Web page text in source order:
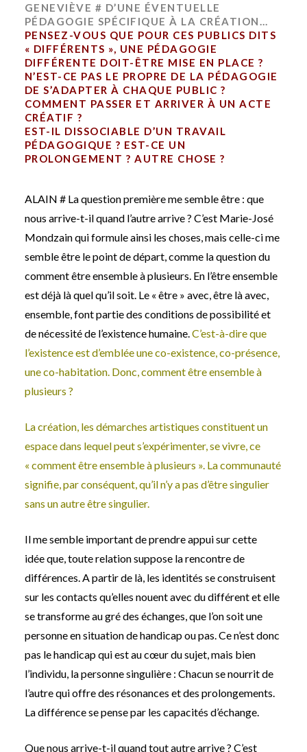
GENEVIÈVE # D’UNE ÉVENTUELLE
PÉDAGOGIE SPÉCIFIQUE À LA CRÉATION…
PENSEZ-VOUS QUE POUR CES PUBLICS DITS
« DIFFÉRENTS », UNE PÉDAGOGIE
DIFFÉRENTE DOIT-ÊTRE MISE EN PLACE ?
N’EST-CE PAS LE PROPRE DE LA PÉDAGOGIE
DE S’ADAPTER À CHAQUE PUBLIC ?
COMMENT PASSER ET ARRIVER À UN ACTE
CRÉATIF ?
EST-IL DISSOCIABLE D’UN TRAVAIL
PÉDAGOGIQUE ? EST-CE UN
PROLONGEMENT ? AUTRE CHOSE ?
ALAIN # La question première me semble être : que
nous arrive-t-il quand l’autre arrive ? C’est Marie-José
Mondzain qui formule ainsi les choses, mais celle-ci me
semble être le point de départ, comme la question du
comment être ensemble à plusieurs. En l’être ensemble
est déjà là quel qu’il soit. Le « être » avec, être là avec,
ensemble, font partie des conditions de possibilité et
de nécessité de l’existence humaine. C’est-à-dire que
l’existence est d’emblée une co-existence, co-présence,
une co-habitation. Donc, comment être ensemble à
plusieurs ?
La création, les démarches artistiques constituent un
espace dans lequel peut s’expérimenter, se vivre, ce
« comment être ensemble à plusieurs ». La communauté
signifie, par conséquent, qu’il n’y a pas d’être singulier
sans un autre être singulier.
Il me semble important de prendre appui sur cette
idée que, toute relation suppose la rencontre de
différences. A partir de là, les identités se construisent
sur les contacts qu’elles nouent avec du différent et elle
se transforme au gré des échanges, que l’on soit une
personne en situation de handicap ou pas. Ce n’est donc
pas le handicap qui est au cœur du sujet, mais bien
l’individu, la personne singulière : Chacun se nourrit de
l’autre qui offre des résonances et des prolongements.
La différence se pense par les capacités d’échange.
Que nous arrive-t-il quand tout autre arrive ? C’est